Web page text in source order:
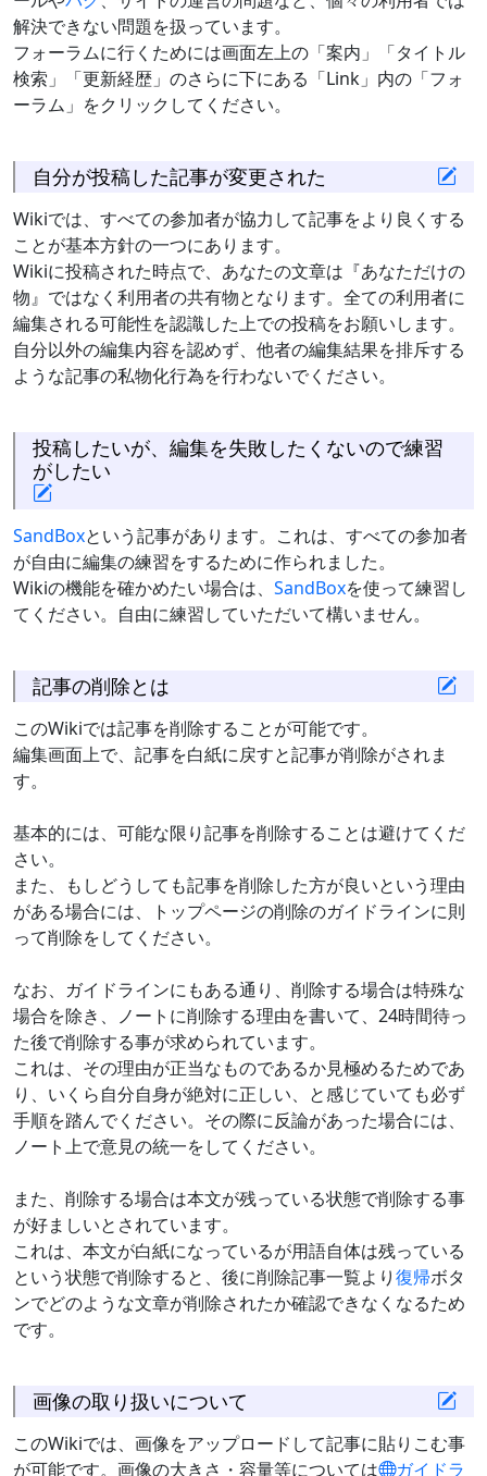
解決できない問題を扱っています。
フォーラムに行くためには画面左上の「案内」「タイトル
検索」「更新経歴」のさらに下にある「Link」内の「フォ
ーラム」をクリックしてください。
自分が投稿した記事が変更された
Wikiでは、すべての参加者が協力して記事をより良くする
ことが基本方針の一つにあります。
Wikiに投稿された時点で、あなたの文章は『あなただけの
物』ではなく利用者の共有物となります。全ての利用者に
編集される可能性を認識した上での投稿をお願いします。
自分以外の編集内容を認めず、他者の編集結果を排斥する
ような記事の私物化行為を行わないでください。
投稿したいが、編集を失敗したくないので練習
がしたい
SandBoxという記事があります。これは、すべての参加者
が自由に編集の練習をするために作られました。
Wikiの機能を確かめたい場合は、 SandBoxを使って練習し
てください。自由に練習していただいて構いません。
記事の削除とは
このWikiでは記事を削除することが可能です。
編集画面上で、記事を白紙に戻すと記事が削除がされま
す。
基本的には、可能な限り記事を削除することは避けてくだ
さい。
また、もしどうしても記事を削除した方が良いという理由
がある場合には、トップページの削除のガイドラインに則
って削除をしてください。
なお、ガイドラインにもある通り、削除する場合は特殊な
場合を除き、ノートに削除する理由を書いて、24時間待っ
た後で削除する事が求められています。
これは、その理由が正当なものであるか見極めるためであ
り、いくら自分自身が絶対に正しい、と感じていても必ず
手順を踏んでください。その際に反論があった場合には、
ノート上で意見の統一をしてください。
また、削除する場合は本文が残っている状態で削除する事
が好ましいとされています。
これは、本文が白紙になっているが用語自体は残っている
という状態で削除すると、後に削除記事一覧より復帰ボタ
ンでどのような文章が削除されたか確認できなくなるため
です。
画像の取り扱いについて
このWikiでは、画像をアップロードして記事に貼りこむ事
が可能です。画像の大きさ・容量等については
ガイドラ